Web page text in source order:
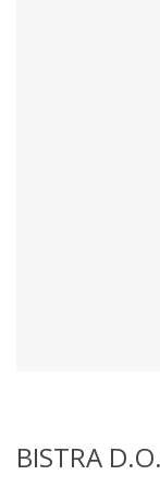
BISTRA